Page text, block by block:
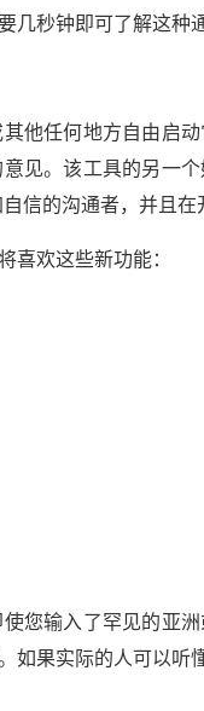
秒钟即可了解这种
他任何地方自由启
见。该工具的另一
信的沟通者，并且在
喜欢这些新功能：
您输入了罕见的亚
果实际的人可以听